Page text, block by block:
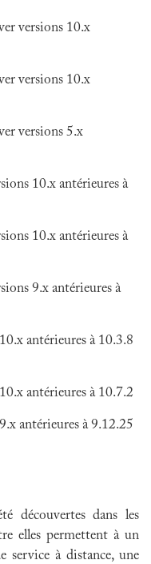
versions 10.x
versions 10.x
versions 5.x
10.x antérieures à
10.x antérieures à
9.x antérieures à
antérieures à 10.3.8
antérieures à 10.7.2
antérieures à 9.12.25
découvertes dans les
elles permettent à un
service à distance, une